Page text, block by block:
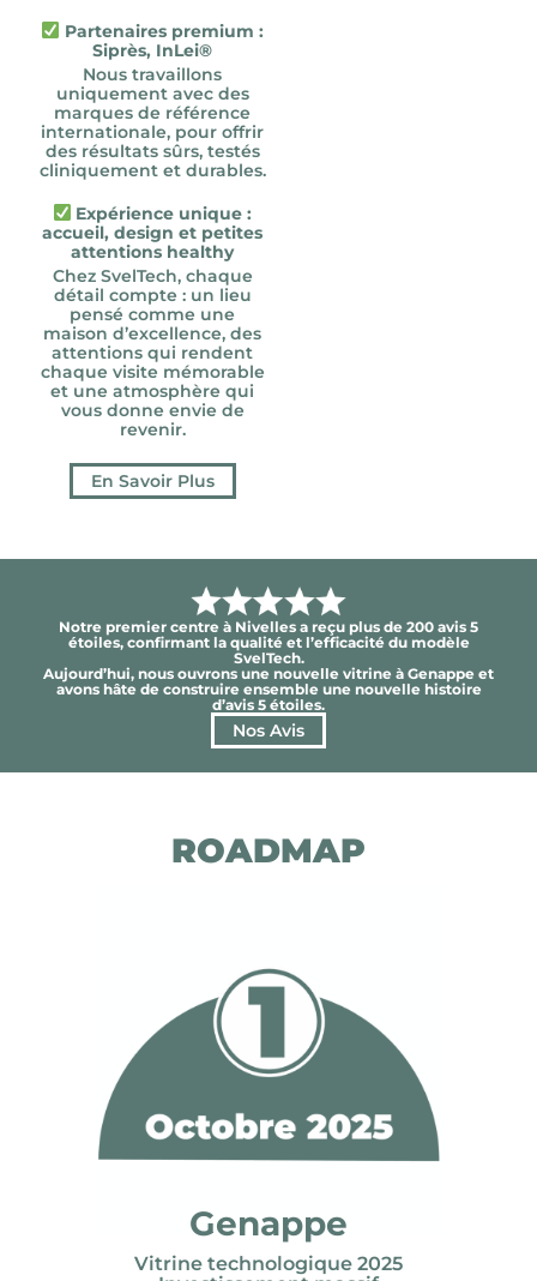
Partenaires premium :
Siprès, InLei®
Nous travaillons
uniquement avec des
marques de référence
internationale, pour offrir
des résultats sûrs, testés
cliniquement et durables.
Expérience unique :
accueil, design et petites
attentions healthy
Chez SvelTech, chaque
détail compte : un lieu
pensé comme une
maison d’excellence, des
attentions qui rendent
chaque visite mémorable
et une atmosphère qui
vous donne envie de
revenir.
En Savoir Plus
Notre premier centre à Nivelles a reçu plus de 200 avis 5
étoiles, confirmant la qualité et l’efficacité du modèle
SvelTech.
Aujourd’hui, nous ouvrons une nouvelle vitrine à Genappe et
avons hâte de construire ensemble une nouvelle histoire
d’avis 5 étoiles.
Nos Avis
ROADMAP
Genappe
Vitrine technologique 2025